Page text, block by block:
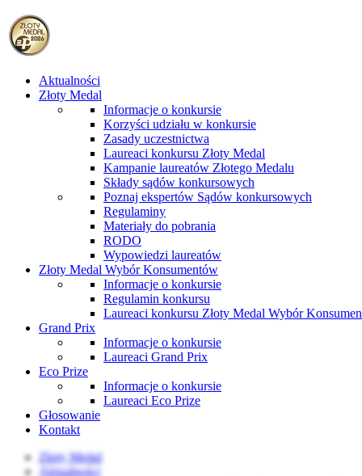
Aktualności
Złoty Medal
Informacje o konkursie
Korzyści udziału w konkursie
Zasady uczestnictwa
Laureaci konkursu Złoty Medal
Kampanie laureatów Złotego Medalu
Składy sądów konkursowych
Poznaj ekspertów Sądów konkursowych
Regulaminy
Materiały do pobrania
RODO
Wypowiedzi laureatów
Złoty Medal Wybór Konsumentów
Informacje o konkursie
Regulamin konkursu
Laureaci konkursu Złoty Medal Wybór
Grand Prix
Informacje o konkursie
Laureaci Grand Prix
Eco Prize
Informacje o konkursie
Laureaci Eco Prize
Głosowanie
Kontakt
Złoty Medal
Aktualności